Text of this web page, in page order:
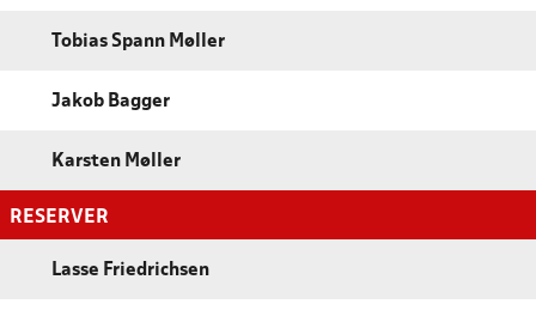
Tobias Spann Møller
Jakob Bagger
Karsten Møller
RESERVER
Lasse Friedrichsen